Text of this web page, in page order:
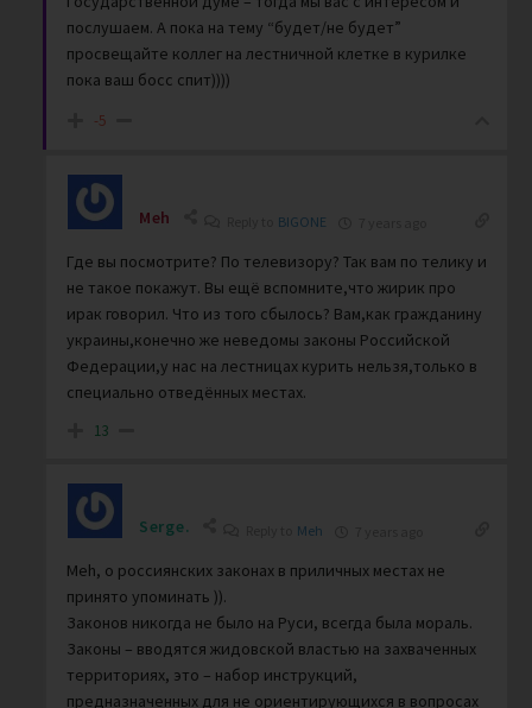
послушаем. А пока на тему “будет/не будет”
просвещайте коллег на лестничной клетке в курилке
пока ваш босс спит))))
-5
Meh BIGONE
Где вы посмотрите? По телевизору? Так вам по телику и
не такое покажут. Вы ещё вспомните,что жирик про
ирак говорил. Что из того сбылось? Вам,как гражданину
украины,конечно же неведомы законы Российской
Федерации,у нас на лестницах курить нельзя,только в
специально отведённых местах.
13
Serge. Meh
Meh, о россиянских законах в приличных местах не
принято упоминать )).
Законов никогда не было на Руси, всегда была мораль.
Законы – вводятся жидовской властью на захваченных
территориях, это – набор инструкций,
предназначенных для не ориентирующихся в вопросах